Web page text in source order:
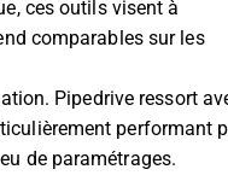
ces outils visent à
comparables sur les
Pipedrive ressort
performant
de paramétrages.